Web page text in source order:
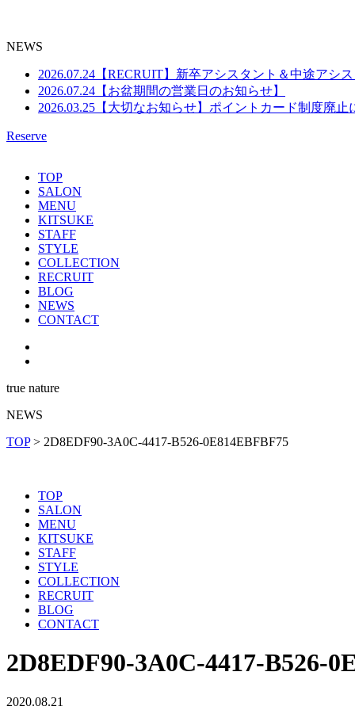
NEWS
2026.07.24 【RECRUIT】新卒アシスタント＆中途アシ
2026.07.24 【お盆期間の営業日のお知らせ】
2026.03.25 【大切なお知らせ】ポイントカード制度廃止
Reserve
TOP
SALON
MENU
KITSUKE
STAFF
STYLE
COLLECTION
RECRUIT
BLOG
NEWS
CONTACT
true nature
NEWS
TOP> 2D8EDF90-3A0C-4417-B526-0E814EBFBF75
TOP
SALON
MENU
KITSUKE
STAFF
STYLE
COLLECTION
RECRUIT
BLOG
CONTACT
2D8EDF90-3A0C-4417-B526-
2020.08.21